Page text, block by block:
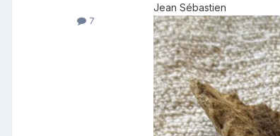
7
Jean Sébastien